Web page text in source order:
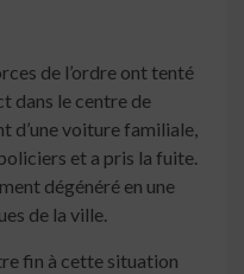
de l’ordre ont tenté
dans le centre de
d’une voiture familiale,
et a pris la fuite.
dégénéré en une
de la ville.
fin à cette situation